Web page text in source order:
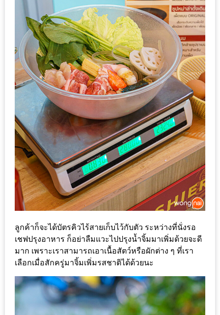
รางวัล
กับ
สมาชิก
ENEWS
น้า
อ้วน
ชวน
หิว
ข้าว
อะไร
เอ่ย
อร่อย
ที่สุด?
งาน
แฟร์
เรื่อง
บ้าน
ที่
ทุก
คน
ต้อง
ลูกค้าก็จะได้บัตรคิวไร้สายเก็บไว้กับตัว ระหว่างที่นั่งรอ
เชฟปรุงอาหาร ก็อย่าลืมแวะไปปรุงน้ำจิ้มมาเพิ่มด้วยจะดี
มาก เพราะเราสามารถเอาเนื้อสัตว์หรือผักต่าง ๆ ที่เรา
เลือกเมื่อสักครู่มาจิ้มเพิ่มรสชาติได้ด้วยนะ